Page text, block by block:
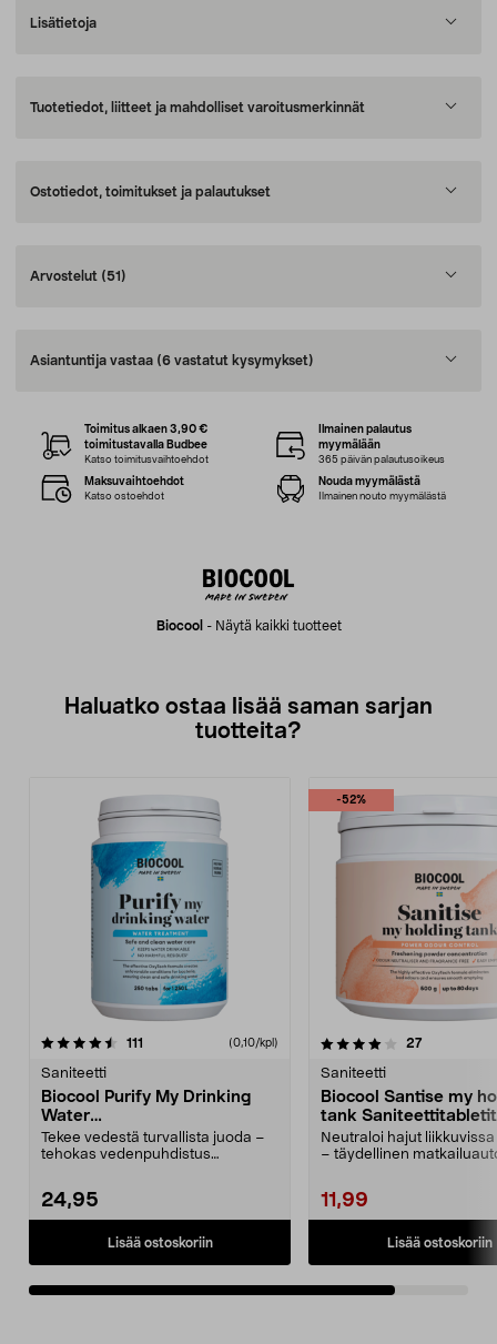
Lisätietoja
Tuotetiedot, liitteet ja mahdolliset varoitusmerkinnät
Ostotiedot, toimitukset ja palautukset
Arvostelut (51)
Asiantuntija vastaa (6 vastatut kysymykset)
Biocool - Näytä kaikki tuotteet
Toimitus alkaen 3,90 €
toimitustavalla Budbee
Katso toimitusvaihtoehdot
Ilmainen palautus
myymälään
365 päivän palautusoikeus
Maksuvaihtoehdot
Katso ostoehdot
Nouda myymälästä
Ilmainen nouto myymälästä
Haluatko ostaa lisää saman sarjan
tuotteita?
111 (0,10/kpl)
Saniteetti
Biocool Purify My Drinking
Water
Vedenpuhdistustabletit, 250
kpl
Tekee vedestä turvallista juoda –
tehokas vedenpuhdistus
24,95
Lisää ostoskoriin
-52%
4.0viidestä
27arvostelut
Saniteetti
Biocool Santise my
tank
kpl
Neutraloi hajut
– täydellinen
11,99
Lisää ostoskoriin